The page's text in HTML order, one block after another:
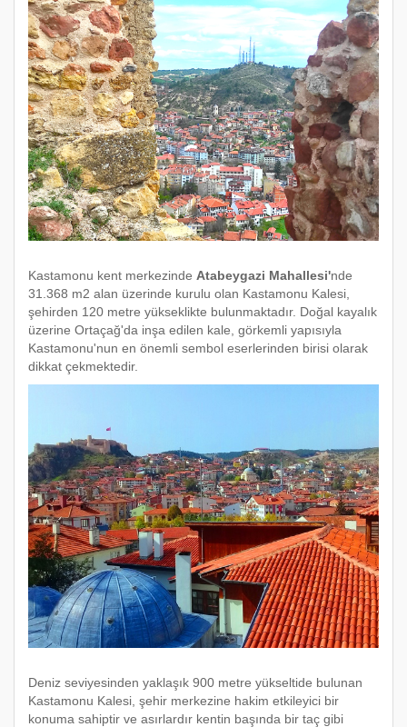
Kastamonu kent merkezinde Atabeygazi Mahallesi'nde
31.368 m2 alan üzerinde kurulu olan Kastamonu Kalesi,
şehirden 120 metre yükseklikte bulunmaktadır. Doğal kayalık
üzerine Ortaçağ'da inşa edilen kale, görkemli yapısıyla
Kastamonu'nun en önemli sembol eserlerinden birisi olarak
dikkat çekmektedir.
Deniz seviyesinden yaklaşık 900 metre yükseltide bulunan
Kastamonu Kalesi, şehir merkezine hakim etkileyici bir
konuma sahiptir ve asırlardır kentin başında bir taç gibi